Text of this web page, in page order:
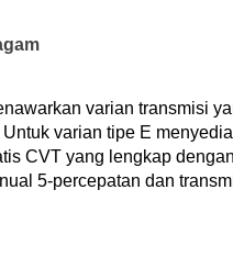
varian transmisi
varian tipe E
CVT yang lengkap
5-percepatan dan